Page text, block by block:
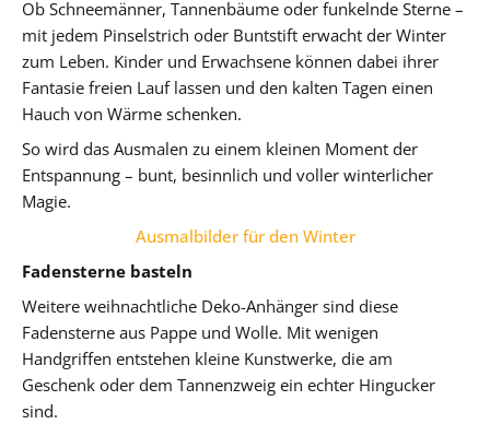
Ob Schneemänner, Tannenbäume oder funkelnde Sterne –
mit jedem Pinselstrich oder Buntstift erwacht der Winter
zum Leben. Kinder und Erwachsene können dabei ihrer
Fantasie freien Lauf lassen und den kalten Tagen einen
Hauch von Wärme schenken.
So wird das Ausmalen zu einem kleinen Moment der
Entspannung – bunt, besinnlich und voller winterlicher
Magie.
Ausmalbilder für den Winter
Fadensterne basteln
Weitere weihnachtliche Deko-Anhänger sind diese
Fadensterne aus Pappe und Wolle. Mit wenigen
Handgriffen entstehen kleine Kunstwerke, die am
Geschenk oder dem Tannenzweig ein echter Hingucker
sind.